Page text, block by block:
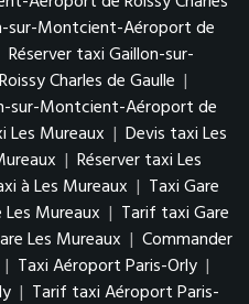
sur-Montcient-Aéroport de
Réserver taxi Gaillon-sur-
Charles de Gaulle |
sur-Montcient-Aéroport de
Les Mureaux | Devis taxi Les
| Réserver taxi Les
à Les Mureaux | Taxi Gare
Mureaux | Tarif taxi Gare
Les Mureaux | Commander
| Taxi Aéroport Paris-Orly |
| Tarif taxi Aéroport Paris-